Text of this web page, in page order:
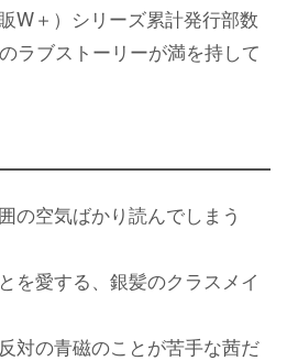
W＋）シリーズ累計発行部数
ラブストーリーが満を持して
の空気ばかり読んでしまう
を愛する、銀髪のクラスメイ
対の青磁のことが苦手な茜だ